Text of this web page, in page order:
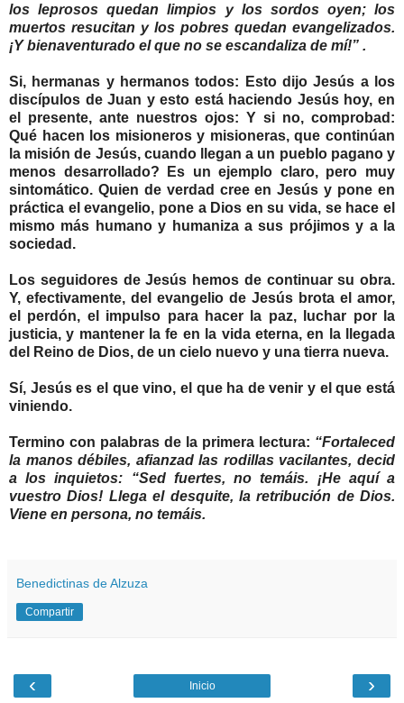
los leprosos quedan limpios y los sordos oyen; los
muertos resucitan y los pobres quedan evangelizados.
¡Y bienaventurado el que no se escandaliza de mí!” .
Si, hermanas y hermanos todos: Esto dijo Jesús a los
discípulos de Juan y esto está haciendo Jesús hoy, en
el presente, ante nuestros ojos: Y si no, comprobad:
Qué hacen los misioneros y misioneras, que continúan
la misión de Jesús, cuando llegan a un pueblo pagano y
menos desarrollado? Es un ejemplo claro, pero muy
sintomático. Quien de verdad cree en Jesús y pone en
práctica el evangelio, pone a Dios en su vida, se hace el
mismo más humano y humaniza a sus prójimos y a la
sociedad.
Los seguidores de Jesús hemos de continuar su obra.
Y, efectivamente, del evangelio de Jesús brota el amor,
el perdón, el impulso para hacer la paz, luchar por la
justicia, y mantener la fe en la vida eterna, en la llegada
del Reino de Dios, de un cielo nuevo y una tierra nueva.
Sí, Jesús es el que vino, el que ha de venir y el que está
viniendo.
Termino con palabras de la primera lectura: “Fortaleced
la manos débiles, afianzad las rodillas vacilantes, decid
a los inquietos: “Sed fuertes, no temáis. ¡He aquí a
vuestro Dios! Llega el desquite, la retribución de Dios.
Viene en persona, no temáis.
Benedictinas de Alzuza
Compartir
‹ ›
Inicio